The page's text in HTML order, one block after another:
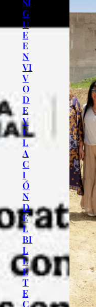
G
U
E
E
N
VI
V
O
D
E
V
E
L
A
C
I
Ó
N
D
E
L
BI
L
L
E
T
E
C